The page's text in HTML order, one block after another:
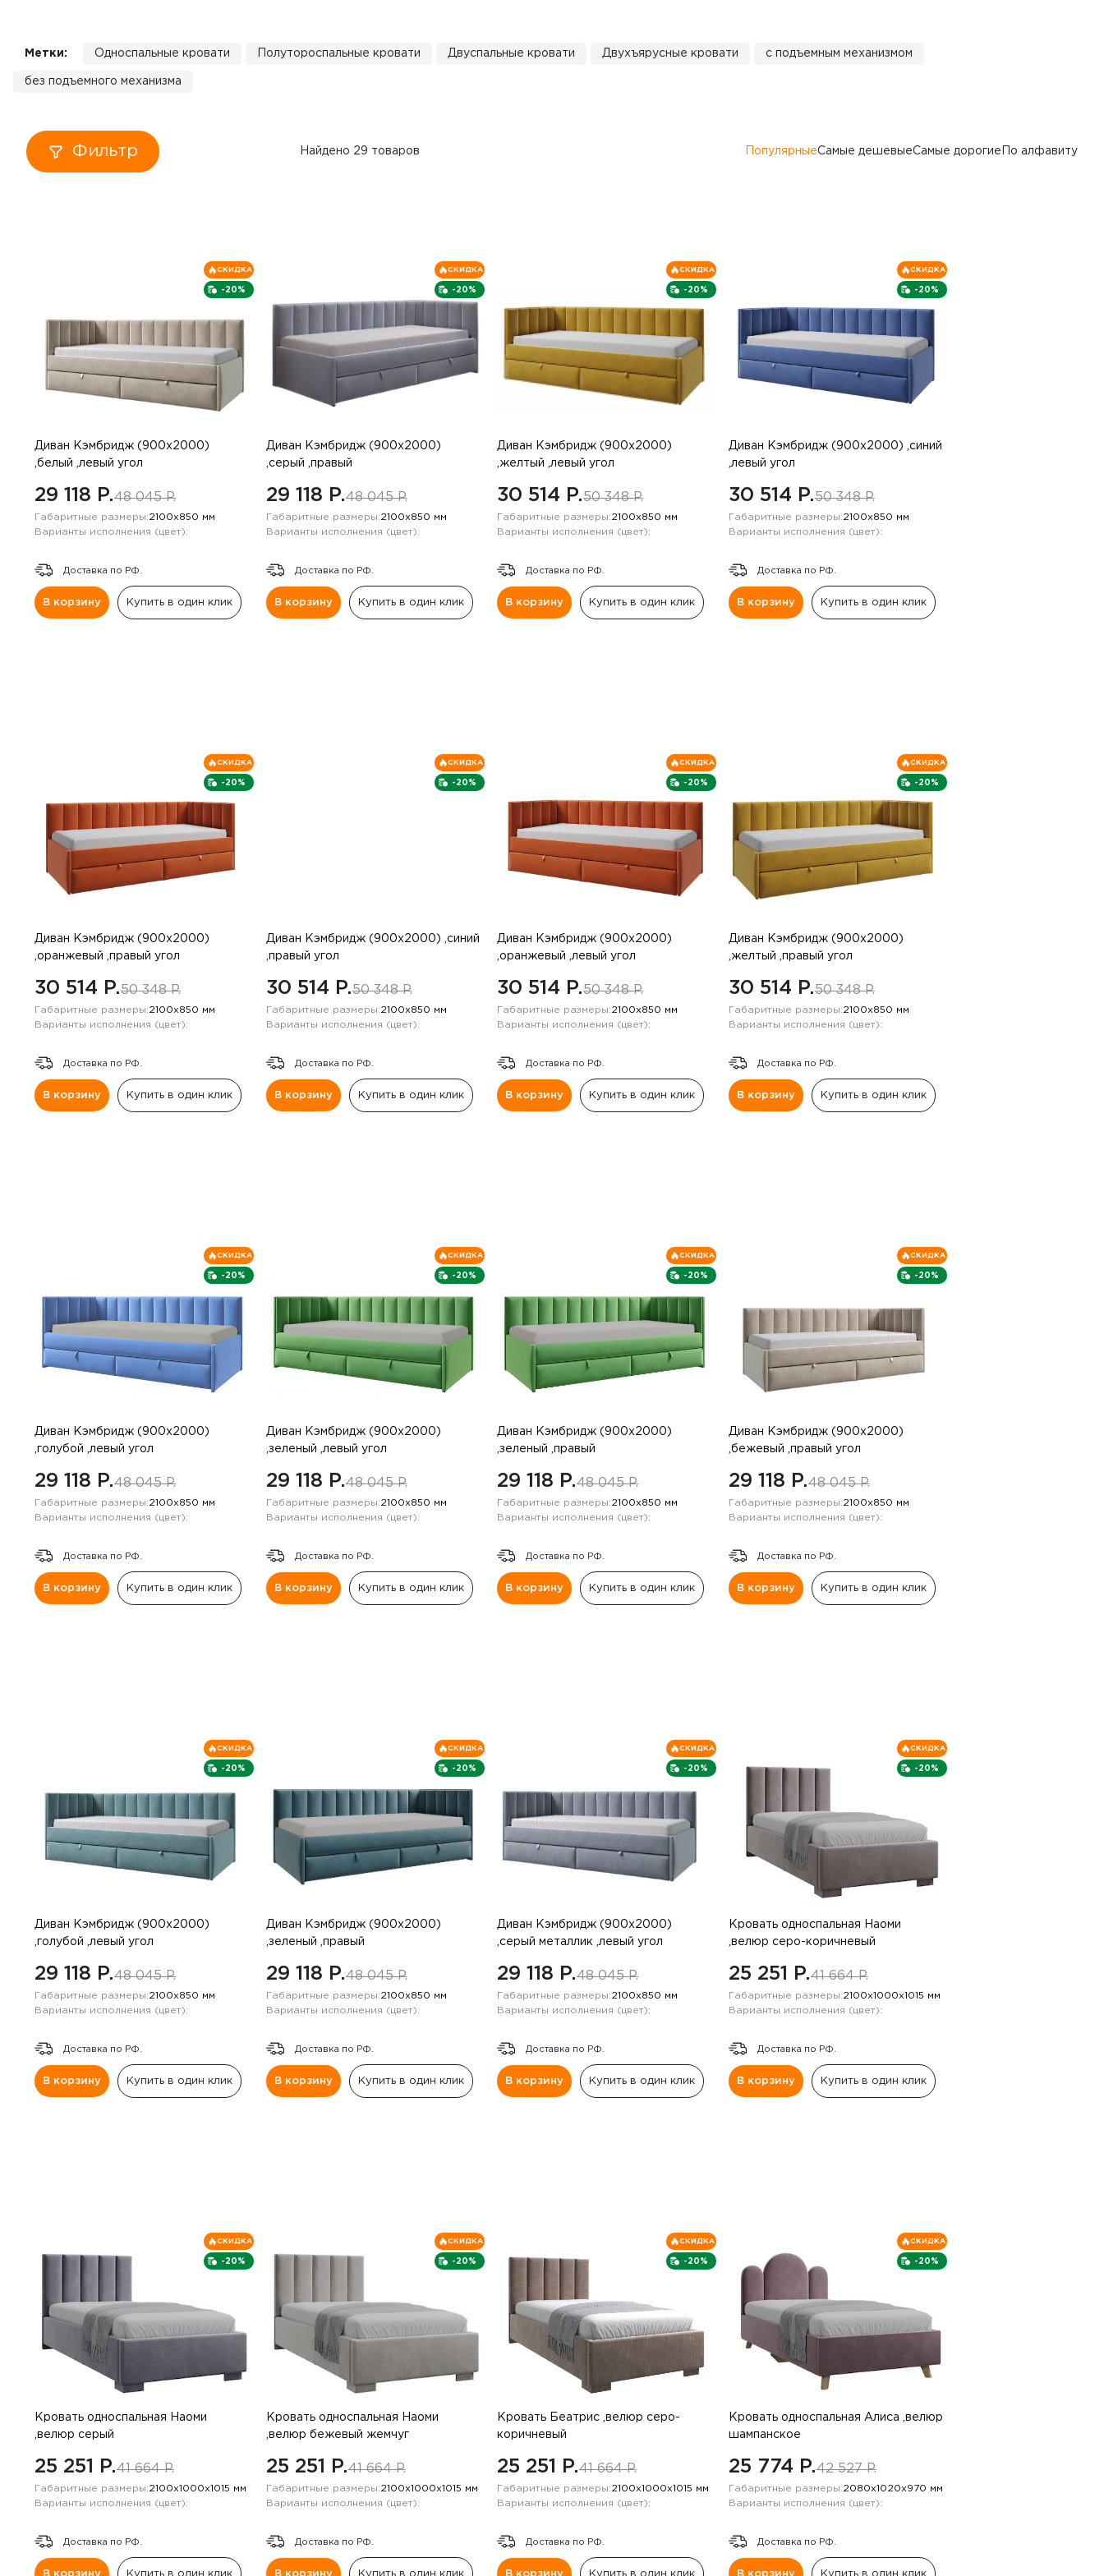
Тумбы
Пуфы
Навесные панели
Стеллажи
Консоли
Метки: Односпальные кровати Полутороспальные кровати Двуспальные кровати Двухъярусные кровати с подъемным механизмом
без подъемного механизма
Фильтр Найдено 29 товаров ПопулярныеСамые дешевыеСамые дорогие По алфавиту
-20%
СКИДКА
Диван Кэмбридж (900х2000)
,белый ,левый угол
29 118 P.48 045 P.
Габаритные размеры:2100х850 мм
Варианты исполнения (цвет):
Доставка по РФ.
В корзину Купить в один клик
-20%
СКИДКА
Диван Кэмбридж (900х2000)
,серый ,правый
29 118 P.48 045 P.
Габаритные размеры:2100х850 мм
Варианты исполнения (цвет):
Доставка по РФ.
В корзину Купить в один клик
-20%
СКИДКА
Диван Кэмбридж (900х2000)
,желтый ,левый угол
30 514 P.50 348 P.
Габаритные размеры:2100х850 мм
Варианты исполнения (цвет):
Доставка по РФ.
В корзину Купить в один клик
-20%
СКИДКА
Диван Кэмбридж (900х2000) ,синий
,левый угол
30 514 P.50 348 P.
Габаритные размеры:2100х850 мм
Варианты исполнения (цвет):
Доставка по РФ.
В корзину Купить в один клик
-20%
СКИДКА
Диван Кэмбридж (900х2000)
,оранжевый ,правый угол
30 514 P.50 348 P.
Габаритные размеры:2100х850 мм
Варианты исполнения (цвет):
Доставка по РФ.
В корзину Купить в один клик
-20%
СКИДКА
Диван Кэмбридж (900х2000) ,синий
,правый угол
30 514 P.50 348 P.
Габаритные размеры:2100х850 мм
Варианты исполнения (цвет):
Доставка по РФ.
В корзину Купить в один клик
-20%
СКИДКА
Диван Кэмбридж (900х2000)
,оранжевый ,левый угол
30 514 P.50 348 P.
Габаритные размеры:2100х850 мм
Варианты исполнения (цвет):
Доставка по РФ.
В корзину Купить в один клик
-20%
СКИДКА
Диван Кэмбридж (900х2000)
,желтый ,правый угол
30 514 P.50 348 P.
Габаритные размеры:2100х850 мм
Варианты исполнения (цвет):
Доставка по РФ.
В корзину Купить в один клик
-20%
СКИДКА
Диван Кэмбридж (900х2000)
,голубой ,левый угол
29 118 P.48 045 P.
Габаритные размеры:2100х850 мм
Варианты исполнения (цвет):
Доставка по РФ.
В корзину Купить в один клик
-20%
СКИДКА
Диван Кэмбридж (900х2000)
,зеленый ,левый угол
29 118 P.48 045 P.
Габаритные размеры:2100х850 мм
Варианты исполнения (цвет):
Доставка по РФ.
В корзину Купить в один клик
-20%
СКИДКА
Диван Кэмбридж (900х2000)
,зеленый ,правый
29 118 P.48 045 P.
Габаритные размеры:2100х850 мм
Варианты исполнения (цвет):
Доставка по РФ.
В корзину Купить в один клик
-20%
СКИДКА
Диван Кэмбридж (900х2000)
,бежевый ,правый угол
29 118 P.48 045 P.
Габаритные размеры:2100х850 мм
Варианты исполнения (цвет):
Доставка по РФ.
В корзину Купить в один клик
-20%
СКИДКА
Диван Кэмбридж (900х2000)
,голубой ,левый угол
29 118 P.48 045 P.
Габаритные размеры:2100х850 мм
Варианты исполнения (цвет):
Доставка по РФ.
В корзину Купить в один клик
-20%
СКИДКА
Диван Кэмбридж (900х2000)
,зеленый ,правый
29 118 P.48 045 P.
Габаритные размеры:2100х850 мм
Варианты исполнения (цвет):
Доставка по РФ.
В корзину Купить в один клик
-20%
СКИДКА
Диван Кэмбридж (900х2000)
,серый металлик ,левый угол
29 118 P.48 045 P.
Габаритные размеры:2100х850 мм
Варианты исполнения (цвет):
Доставка по РФ.
В корзину Купить в один клик
-20%
СКИДКА
Кровать односпальная Наоми
,велюр серо-коричневый
25 251 P.41 664 P.
Габаритные размеры:2100х1000х1015 мм
Варианты исполнения (цвет):
Доставка по РФ.
В корзину Купить в один клик
-20%
СКИДКА
Кровать односпальная Наоми
,велюр серый
25 251 P.41 664 P.
Габаритные размеры:2100х1000х1015 мм
Варианты исполнения (цвет):
Доставка по РФ.
В корзину Купить в один клик
-20%
СКИДКА
Кровать односпальная Наоми
,велюр бежевый жемчуг
25 251 P.41 664 P.
Габаритные размеры:2100х1000х1015 мм
Варианты исполнения (цвет):
Доставка по РФ.
В корзину Купить в один клик
-20%
СКИДКА
Кровать Беатрис ,велюр серо-
коричневый
25 251 P.41 664 P.
Габаритные размеры:2100х1000х1015 мм
Варианты исполнения (цвет):
Доставка по РФ.
В корзину Купить в один клик
-20%
СКИДКА
Кровать односпальная Алиса ,велюр
шампанское
25 774 P.42 527 P.
Габаритные размеры:2080х1020х970 мм
Варианты исполнения (цвет):
Доставка по РФ.
В корзину Купить в один клик